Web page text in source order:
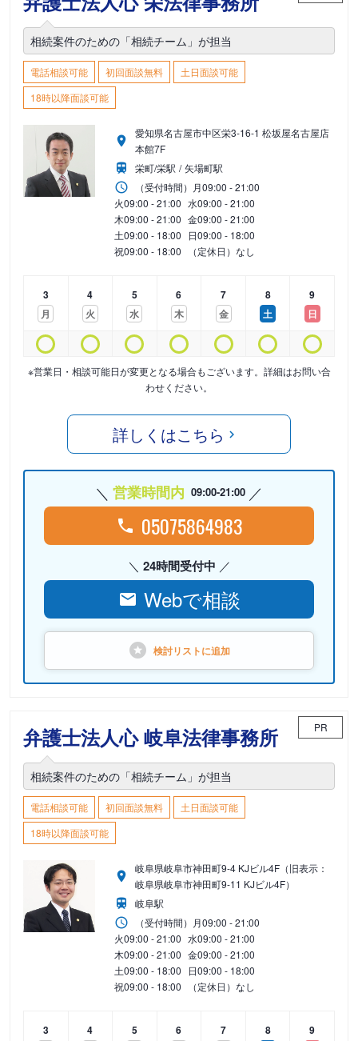
相続案件のための「相続チーム」が担当
電話相談可能 初回面談無料
土日面談可能
18時以降面談可能
愛知県名古屋市中区栄3-16-1 松坂屋名古屋店
本館7F
栄町/栄駅
矢場町駅
（受付時間） 月09:00 - 21:00
火09:00 - 21:00 水09:00 - 21:00
木09:00 - 21:00 金09:00 - 21:00
土09:00 - 18:00 日09:00 - 18:00
祝09:00 - 18:00 （定休日）なし
3
月
4
火
5
水
6
木
7
金
8
土
9
日
※営業日・相談可能日が変更となる場合もございます。詳細はお問い合
わせください。
詳しくはこちら
営業時間内 09:00-21:00
05075864983
24時間受付中
Webで相談
検討リストに追加
弁護士法人心 岐阜法律事務所 PR
相続案件のための「相続チーム」が担当
電話相談可能 初回面談無料
土日面談可能
18時以降面談可能
岐阜県岐阜市神田町9-4 KJビル4F（旧表示：
岐阜県岐阜市神田町9-11 KJビル4F）
岐阜駅
（受付時間） 月09:00 - 21:00
火09:00 - 21:00 水09:00 - 21:00
木09:00 - 21:00 金09:00 - 21:00
土09:00 - 18:00 日09:00 - 18:00
祝09:00 - 18:00 （定休日）なし
3
4
5
6
7
8
9